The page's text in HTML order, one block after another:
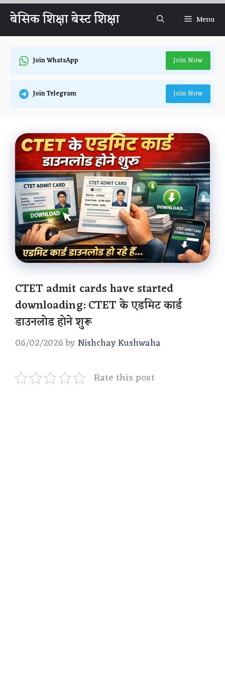
Skipबेसिक शिक्षा बेस्ट शिक्षा Menu
Join WhatsApp Join Now
Join Telegram Join Now
CTET admit cards have started
downloading: CTET के एडमिट कार्ड
डाउनलोड होने शुरू
06/02/2026 byNishchay Kushwaha
Rate this post